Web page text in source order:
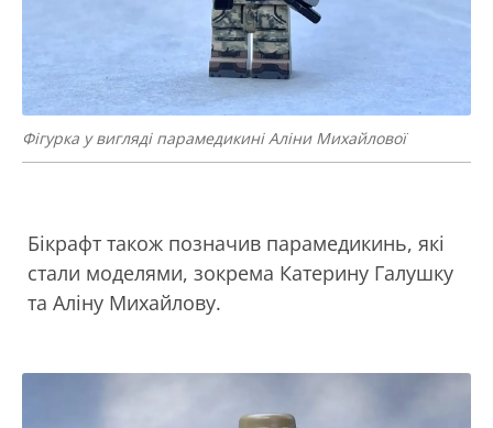
Фігурка у вигляді парамедикині Аліни Михайлової
Бікрафт також позначив парамедикинь, які
стали моделями, зокрема Катерину Галушку
та Аліну Михайлову.